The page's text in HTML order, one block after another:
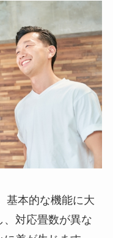
基本的な機能に大
、対応畳数が異な